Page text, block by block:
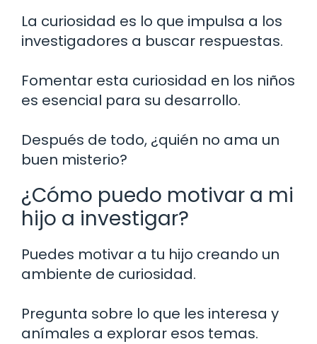
La curiosidad es lo que impulsa a los
investigadores a buscar respuestas.
Fomentar esta curiosidad en los niños
es esencial para su desarrollo.
Después de todo, ¿quién no ama un
buen misterio?
¿Cómo puedo motivar a mi
hijo a investigar?
Puedes motivar a tu hijo creando un
ambiente de curiosidad.
Pregunta sobre lo que les interesa y
anímales a explorar esos temas.